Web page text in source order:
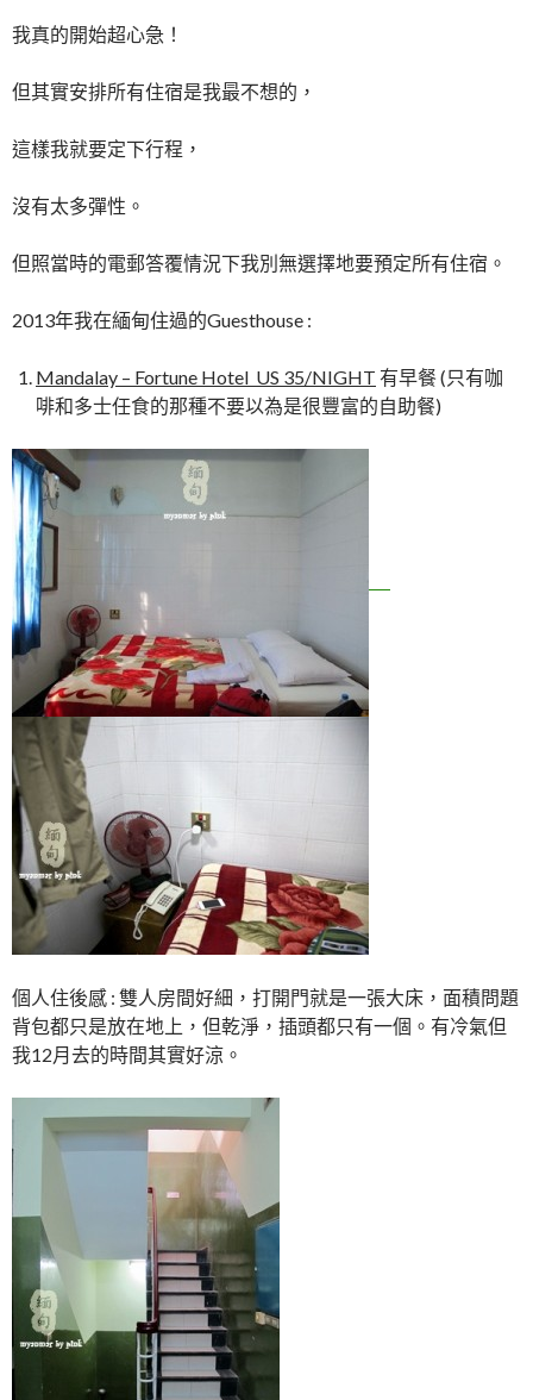
我真的開始超心急！
但其實安排所有住宿是我最不想的，
這樣我就要定下行程，
沒有太多彈性。
但照當時的電郵答覆情況下我別無選擇地要預定所有住宿。
2013年我在緬甸住過的Guesthouse :
Mandalay – Fortune Hotel US 35/NIGHT 有早餐 (只有咖
啡和多士任食的那種不要以為是很豐富的自助餐)
個人住後感 : 雙人房間好細，打開門就是一張大床，面積問題
背包都只是放在地上，但乾淨，插頭都只有一個。有冷氣但
我12月去的時間其實好涼。